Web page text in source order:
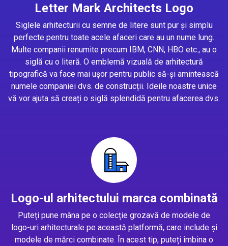
Letter Mark Architects Logo
Siglele arhitecturii cu semne de litere sunt pur și simplu
perfecte pentru toate acele afaceri care au un nume lung.
Multe companii renumite precum IBM, CNN, HBO etc., au o
siglă cu o literă. O emblemă vizuală de arhitectură
tipografică va face mai ușor pentru public să-și amintească
numele companiei dvs. de construcții. Ideile noastre unice
vă vor ajuta să creați o siglă splendidă pentru afacerea dvs.
Logo-ul arhitectului marca combinată
Puteți pune mâna pe o colecție grozavă de modele de
logo-uri arhitecturale pe această platformă, care include și
modele de mărci combinate. În acest tip, puteți îmbina o